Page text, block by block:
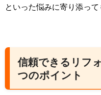
といった悩みに寄り添って
信頼できるリフ
つのポイント